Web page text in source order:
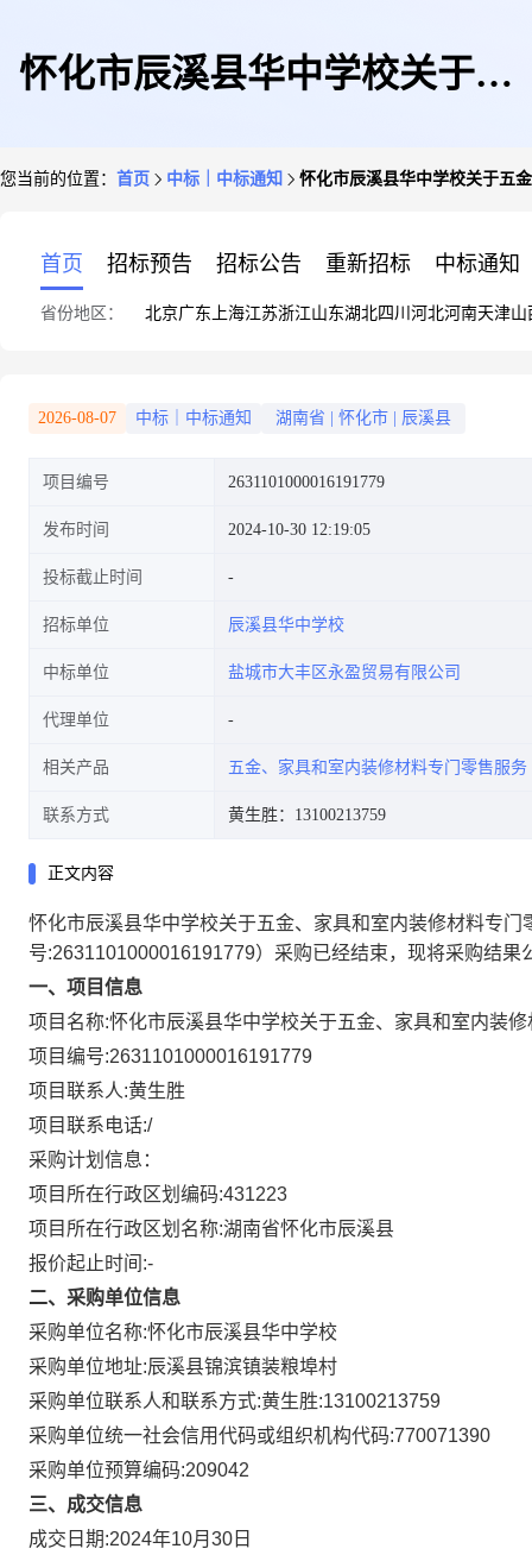
怀化市辰溪县华中学校关于五
公告
您当前的位置： 首页 中标｜中标通知 怀化市辰溪县华中学校关于五
首页 招标预告 招标公告 重新招标 中标通知
省份地区： 北京广东 上海江苏浙江山东湖北四川 河北河南天津山
2026-08-07 中标｜中标通知 湖南省 怀化市 辰溪县
项目编号 2631101000016191779
发布时间 2024-10-30 12:19:05
投标截止时间
招标单位 辰溪县华中学校
中标单位 盐城市大丰区永盈贸易有限公司
代理单位
相关产品 五金、家具和室内装修材料专门零售服务
联系方式 黄生胜：13100213759
正文内容
怀化市辰溪县华中学校关于五金、家具和室内装修材料专门
号:2631101000016191779）采购已经结束，现将采购结果
一、项目信息
项目名称:怀化市辰溪县华中学校关于五金、家具和室内装
项目编号:2631101000016191779
项目联系人:黄生胜
项目联系电话:/
采购计划信息：
项目所在行政区划编码:431223
项目所在行政区划名称:湖南省怀化市辰溪县
报价起止时间:-
二、采购单位信息
采购单位名称:怀化市辰溪县华中学校
采购单位地址:辰溪县锦滨镇装粮埠村
采购单位联系人和联系方式:黄生胜:13100213759
采购单位统一社会信用代码或组织机构代码:770071390
采购单位预算编码:209042
三、成交信息
成交日期:2024年10月30日